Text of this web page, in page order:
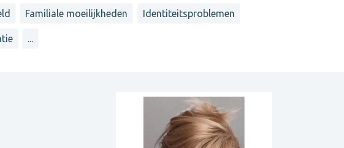
Familiale moeilijkheden Identiteitsproblemen
...